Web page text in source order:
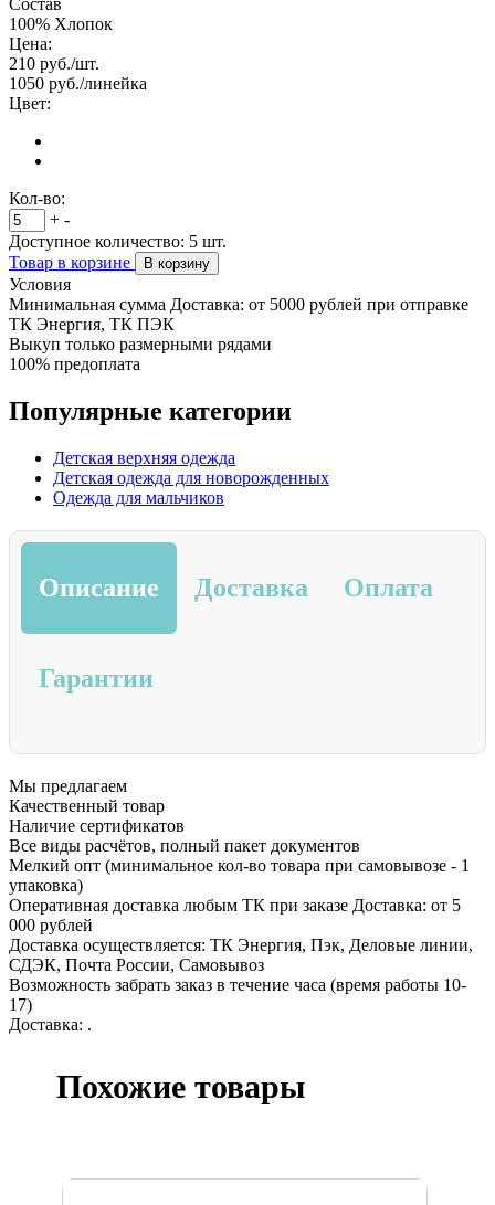
100% Хлопок
Цена:
210 руб./шт.
1050 руб./линейка
Цвет:
Кол-во:
+ -
Доступное количество: 5 шт.
Товар в корзине
В корзину
Условия
Минимальная сумма Доставка: от 5000 рублей при отправке
ТК Энергия, ТК ПЭК
Выкуп только размерными рядами
100% предоплата
Популярные категории
Детская верхняя одежда
Детская одежда для новорожденных
Одежда для мальчиков
Описание Доставка Оплата
Гарантии
Мы предлагаем
Качественный товар
Наличие сертификатов
Все виды расчётов, полный пакет документов
Мелкий опт (минимальное кол-во товара при самовывозе - 1
упаковка)
Оперативная доставка любым ТК при заказе Доставка: от 5
000 рублей
Доставка осуществляется: ТК Энергия, Пэк, Деловые линии,
СДЭК, Почта России, Самовывоз
Возможность забрать заказ в течение часа (время работы 10-
17)
Доставка: .
Похожие товары